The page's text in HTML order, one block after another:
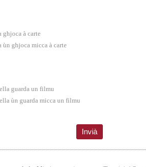
ghjoca à carte
ùn ghjoca micca à carte
guarda un filmu
ùn guarda micca un filmu